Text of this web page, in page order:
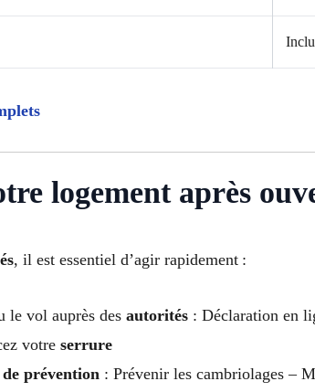
logement après
, il est essentiel d’agir rapidement :
le vol auprès des autorités : Déclaration en
votre serrure
de prévention : Prévenir les cambriolages –